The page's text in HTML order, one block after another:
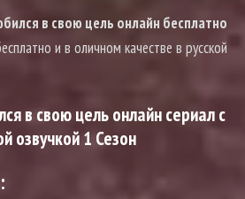
в свою цель онлайн бесплатно
и в оличном качестве в русской
в свою цель онлайн сериал с
озвучкой 1 Сезон